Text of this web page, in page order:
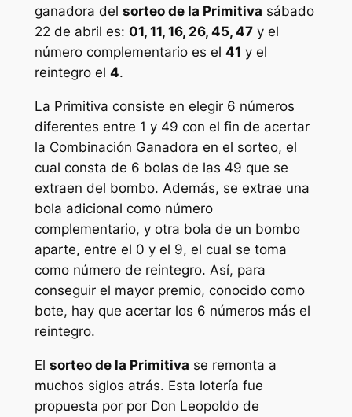
ganadora del sorteo de la Primitiva sábado
22 de abril es: 01, 11, 16, 26, 45, 47y el
número complementario es el 41 y el
reintegro el 4.
La Primitiva consiste en elegir 6 números
diferentes entre 1 y 49 con el fin de acertar
la Combinación Ganadora en el sorteo, el
cual consta de 6 bolas de las 49 que se
extraen del bombo. Además, se extrae una
bola adicional como número
complementario, y otra bola de un bombo
aparte, entre el 0 y el 9, el cual se toma
como número de reintegro. Así, para
conseguir el mayor premio, conocido como
bote, hay que acertar los 6 números más el
reintegro.
El sorteo de la Primitiva se remonta a
muchos siglos atrás. Esta lotería fue
propuesta por por Don Leopoldo de